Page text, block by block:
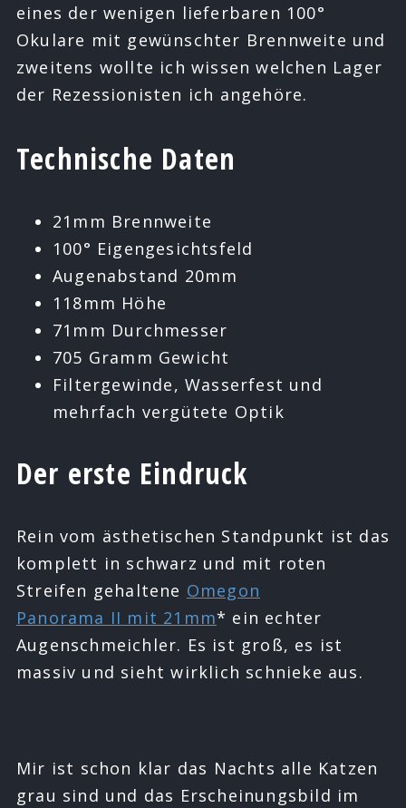
eines der wenigen lieferbaren 100°
Okulare mit gewünschter Brennweite und
zweitens wollte ich wissen welchen Lager
der Rezessionisten ich angehöre.
Technische Daten
21mm Brennweite
100° Eigengesichtsfeld
Augenabstand 20mm
118mm Höhe
71mm Durchmesser
705 Gramm Gewicht
Filtergewinde, Wasserfest und
mehrfach vergütete Optik
Der erste Eindruck
Rein vom ästhetischen Standpunkt ist das
komplett in schwarz und mit roten
Streifen gehaltene Omegon
Panorama II mit 21mm* ein echter
Augenschmeichler. Es ist groß, es ist
massiv und sieht wirklich schnieke aus.
Mir ist schon klar das Nachts alle Katzen
grau sind und das Erscheinungsbild im